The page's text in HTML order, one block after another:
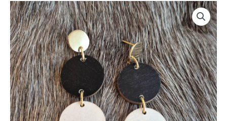
Auringon
Heijastus
määrä